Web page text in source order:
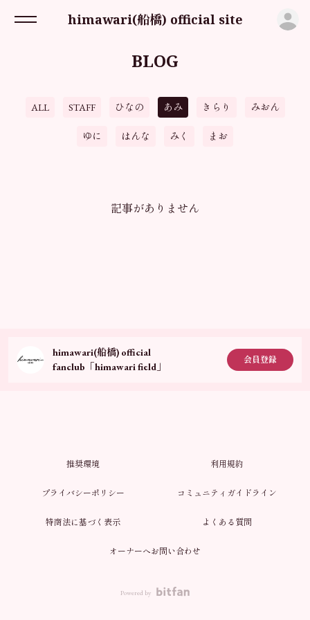
himawari(船橋) official site
BLOG
ALL STAFF ひなの あみ きらり みおん
ゆに はんな みく まお
記事がありません
himawari(船橋) official
fanclub「himawari field」
会員登録
推奨環境 利用規約
プライバシーポリシー コミュニティガイドライン
特商法に基づく表示 よくある質問
オーナーへお問い合わせ
Powered by